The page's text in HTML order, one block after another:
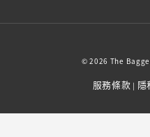
© 2026 The
服務條款 | 隱